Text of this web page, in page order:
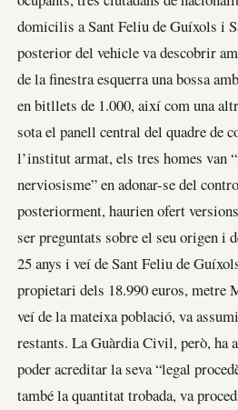
domicilis a Sant Feliu de Guíxols i
posterior del vehicle va descobrir
de la finestra esquerra una bossa
en bitllets de 1.000, així com una
sota el panell central del quadre de
l’institut armat, els tres homes van
nerviosisme” en adonar-se del
posteriorment, haurien ofert
ser preguntats sobre el seu origen i
25 anys i veí de Sant Feliu de
propietari dels 18.990 euros, metre
veí de la mateixa població, va
restants. La Guàrdia Civil, però, ha
poder acreditar la seva “legal
també la quantitat trobada, va